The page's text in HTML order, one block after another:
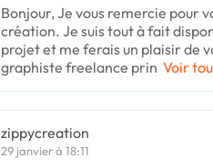
Bonjour, Je vous remercie pour
création. Je suis tout à fait
projet et me ferais un plaisir de
graphiste freelance prin Voir
zippycreation
29 janvier à 18:11